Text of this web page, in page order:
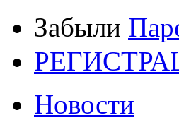
Забыли
Новости